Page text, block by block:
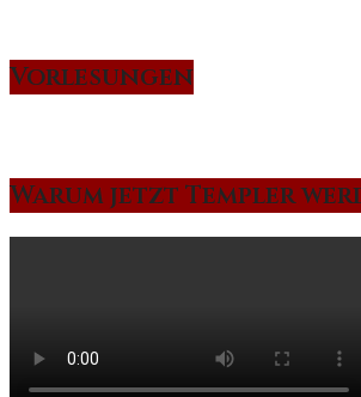
Vorlesungen
Warum jetzt Templer